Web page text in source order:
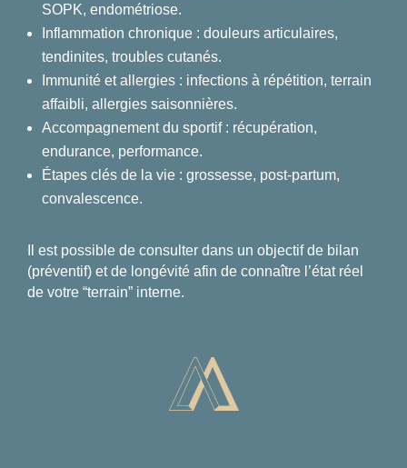
SOPK, endométriose.
Inflammation chronique : douleurs articulaires,
tendinites, troubles cutanés.
Immunité et allergies : infections à répétition, terrain
affaibli, allergies saisonnières.
Accompagnement du sportif : récupération,
endurance, performance.
Étapes clés de la vie : grossesse, post-partum,
convalescence.
Il est possible de consulter dans un objectif de bilan
(préventif) et de longévité afin de connaître l’état réel
de votre “terrain” interne.